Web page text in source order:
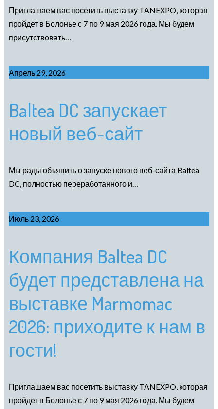
Приглашаем вас посетить выставку TANEXPO, которая
пройдет в Болонье с 7 по 9 мая 2026 года. Мы будем
присутствовать…
Апрель 29, 2026
Baltea DC запускает
новый веб-сайт
Мы рады объявить о запуске нового веб-сайта Baltea
DC, полностью переработанного и…
Июль 23, 2026
Компания Baltea DC
будет представлена на
выставке Marmomac
2026: приходите к нам в
гости!
Приглашаем вас посетить выставку TANEXPO, которая
пройдет в Болонье с 7 по 9 мая 2026 года. Мы будем